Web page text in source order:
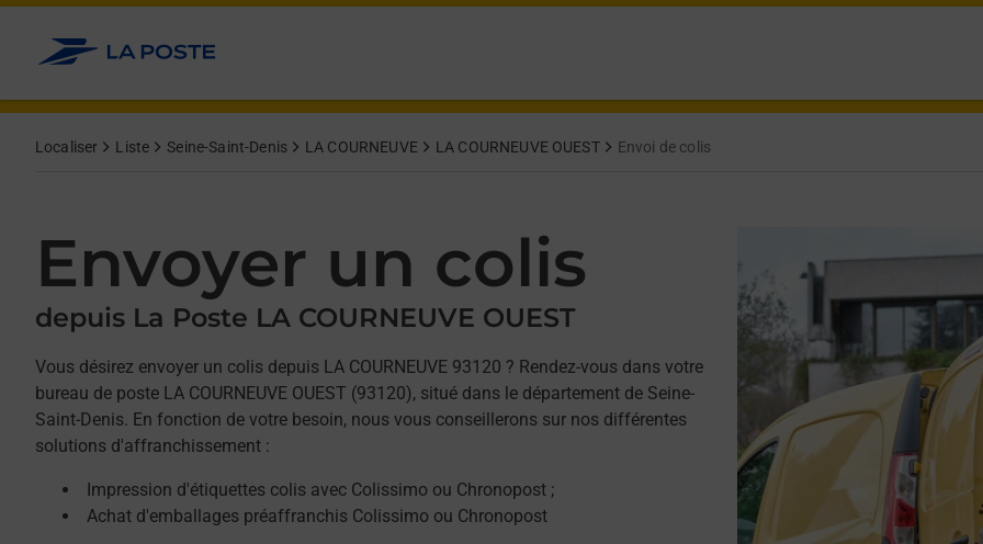
Allez au contenu
Localiser Liste Seine-Saint-Denis LA COURNEUVE LA COURNEUVE OUEST Envoi de colis
Envoyer un colis
depuis La Poste LA COURNEUVE OUEST
Vous désirez envoyer un colis depuis LA COURNEUVE 93120 ? Rendez-vous dans votre
bureau de poste LA COURNEUVE OUEST (93120), situé dans le département de Seine-
Saint-Denis. En fonction de votre besoin, nous vous conseillerons sur nos différentes
solutions d'affranchissement :
Impression d'étiquettes colis avec Colissimo ou Chronopost ;
Achat d'emballages préaffranchis Colissimo ou Chronopost
Afficher ou masquer la réponse
Afficher ou masquer la réponse
Afficher ou masquer la réponse